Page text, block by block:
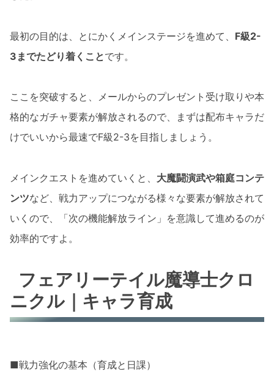
最初の目的は、とにかくメインステージを進めて、 F級2-
3までたどり着くことです。
ここを突破すると、メールからのプレゼント受け取りや本
格的なガチャ要素が解放されるので、まずは配布キャラだ
けでいいから最速でF級2-3を目指しましょう。
メインクエストを進めていくと、 大魔闘演武や箱庭コンテ
ンツなど、戦力アップにつながる様々な要素が解放されて
いくので、「次の機能解放ライン」を意識して進めるのが
効率的ですよ。
フェアリーテイル魔導士クロ
ニクル｜キャラ育成
■戦力強化の基本（育成と日課）